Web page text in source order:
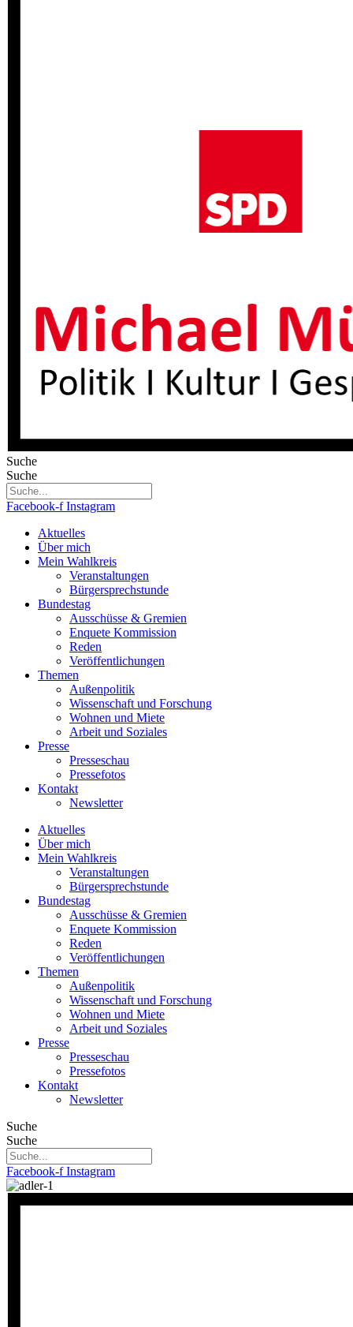
Suche
Suche
Facebook-f Instagram
Aktuelles
Über mich
Mein Wahlkreis
Veranstaltungen
Bürgersprechstunde
Bundestag
Ausschüsse & Gremien
Enquete Kommission
Reden
Veröffentlichungen
Themen
Außenpolitik
Wissenschaft und Forschung
Wohnen und Miete
Arbeit und Soziales
Presse
Presseschau
Pressefotos
Kontakt
Newsletter
Aktuelles
Über mich
Mein Wahlkreis
Veranstaltungen
Bürgersprechstunde
Bundestag
Ausschüsse & Gremien
Enquete Kommission
Reden
Veröffentlichungen
Themen
Außenpolitik
Wissenschaft und Forschung
Wohnen und Miete
Arbeit und Soziales
Presse
Presseschau
Pressefotos
Kontakt
Newsletter
Suche
Suche
Facebook-f Instagram